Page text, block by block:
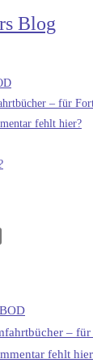
Blog
– für
fehlt hier?
– für
fehlt